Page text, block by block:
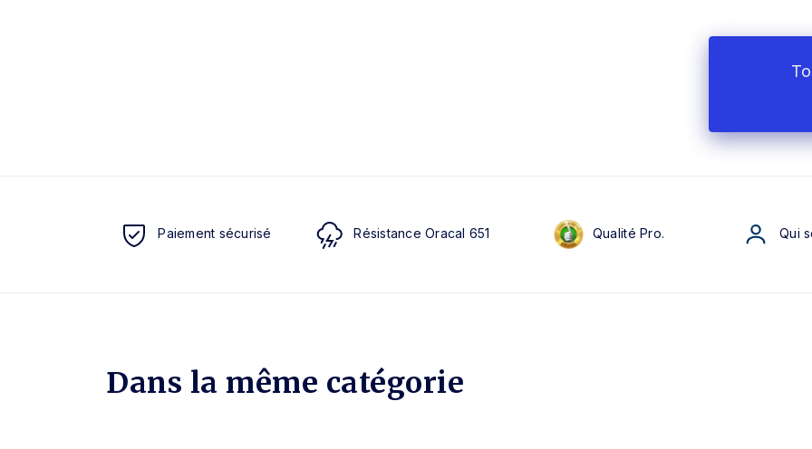
Paiement sécurisé Résistance Oracal 651 Qualité Pro. Qui
Dans la même catégorie